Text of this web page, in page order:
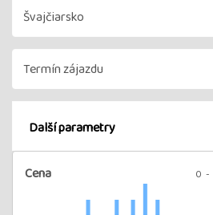
Další parametry
Cena 0